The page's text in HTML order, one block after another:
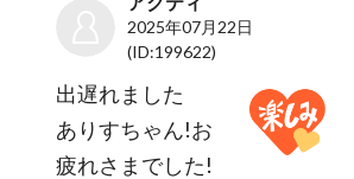
2025年07月22日
(ID:199622)
出遅れました
ありすちゃん!お
疲れさまでした!